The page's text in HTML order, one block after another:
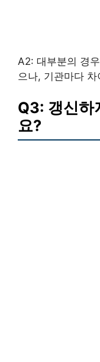
A2: 대부분의 경
으나, 기관마다
Q3: 갱신하
요?